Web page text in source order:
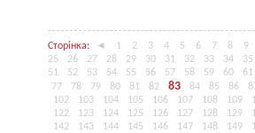
Сторінка: ◄ 1 2 3 4 5 6 7 8
9
25
26 27 28 29 30 31 32 33 34
35
51
52 53 54 55 56 57 58 59 60
61
77
78 79 80 81 82 83 84 85 86
102
103 104 105 106 107 108 109
122
123 124 125 126 127 128 129
142
143 144 145 146 147 148 149